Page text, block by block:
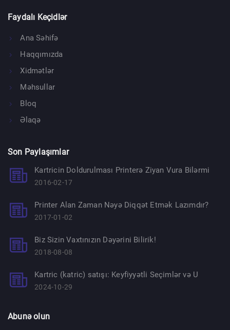
Faydalı Keçidlər
Ana Səhifə
Haqqımızda
Xidmətlər
Məhsullar
Bloq
Əlaqə
Son Paylaşımlar
Kartricin Doldurulması Printerə Ziyan Vura Bilərmi
2016-02-17
Printer Alan Zaman Nəyə Diqqət Etmək Lazımdır?
2017-01-02
Biz Sizin Vaxtınızın Dəyərini Bilirik!
2018-08-08
Kartric (katric) satışı: Keyfiyyətli Seçimlər və U
2024-10-29
Abunə olun